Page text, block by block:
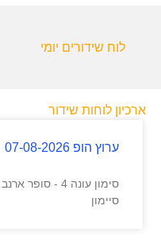
לוח שידורים יומי
ארכיון לוחות שידור
ערוץ הופ 07-08-2026
סיימון